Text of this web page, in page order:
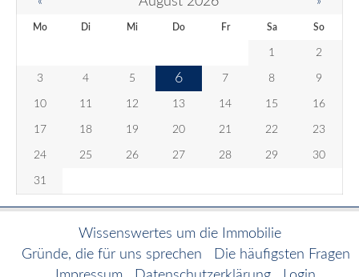
Mo Di Mi Do Fr Sa So
1 2
3 4 5 6 7 8 9
10 11 12 13 14 15 16
17 18 19 20 21 22 23
24 25 26 27 28 29 30
31
Wissenswertes um die Immobilie
Gründe, die für uns sprechen
Die häufigsten Fragen